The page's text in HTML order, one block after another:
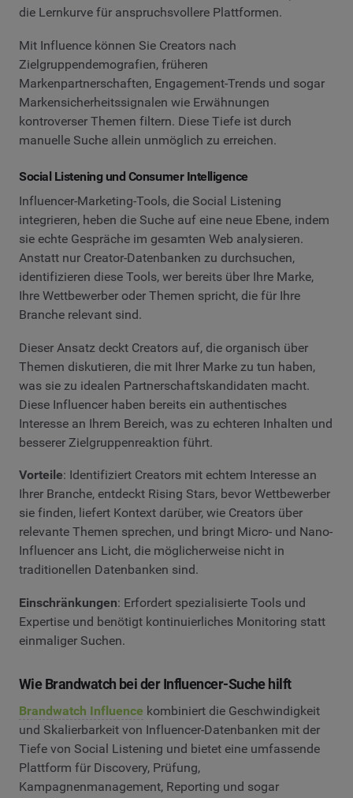
die Lernkurve für anspruchsvollere Plattformen.
Mit Influence können Sie Creators nach
Zielgruppendemografien, früheren
Markenpartnerschaften, Engagement-Trends und sogar
Markensicherheitssignalen wie Erwähnungen
kontroverser Themen filtern. Diese Tiefe ist durch
manuelle Suche allein unmöglich zu erreichen.
Social Listening und Consumer Intelligence
Influencer-Marketing-Tools, die Social Listening
integrieren, heben die Suche auf eine neue Ebene, indem
sie echte Gespräche im gesamten Web analysieren.
Anstatt nur Creator-Datenbanken zu durchsuchen,
identifizieren diese Tools, wer bereits über Ihre Marke,
Ihre Wettbewerber oder Themen spricht, die für Ihre
Branche relevant sind.
Dieser Ansatz deckt Creators auf, die organisch über
Themen diskutieren, die mit Ihrer Marke zu tun haben,
was sie zu idealen Partnerschaftskandidaten macht.
Diese Influencer haben bereits ein authentisches
Interesse an Ihrem Bereich, was zu echteren Inhalten und
besserer Zielgruppenreaktion führt.
Vorteile: Identifiziert Creators mit echtem Interesse an
Ihrer Branche, entdeckt Rising Stars, bevor Wettbewerber
sie finden, liefert Kontext darüber, wie Creators über
relevante Themen sprechen, und bringt Micro- und Nano-
Influencer ans Licht, die möglicherweise nicht in
traditionellen Datenbanken sind.
Einschränkungen: Erfordert spezialisierte Tools und
Expertise und benötigt kontinuierliches Monitoring statt
einmaliger Suchen.
Wie Brandwatch bei der Influencer-Suche hilft
Brandwatch Influence kombiniert die Geschwindigkeit
und Skalierbarkeit von Influencer-Datenbanken mit der
Tiefe von Social Listening und bietet eine umfassende
Plattform für Discovery, Prüfung,
Kampagnenmanagement, Reporting und sogar